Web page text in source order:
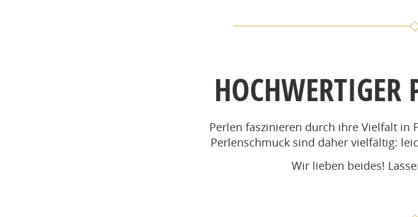
HOCHWERTIGER
Perlen faszinieren durch ihre Vielfalt in
Perlenschmuck sind daher vielfältig:
Wir lieben beides!